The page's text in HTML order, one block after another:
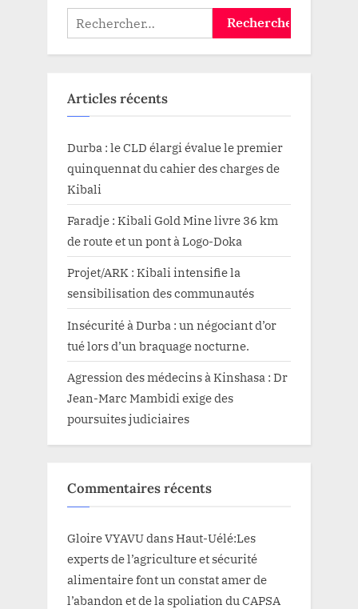
Rechercher :
Articles récents
Durba : le CLD élargi évalue le premier
quinquennat du cahier des charges de
Kibali
Faradje : Kibali Gold Mine livre 36 km
de route et un pont à Logo-Doka
Projet/ARK : Kibali intensifie la
sensibilisation des communautés
Insécurité à Durba : un négociant d’or
tué lors d’un braquage nocturne.
Agression des médecins à Kinshasa : Dr
Jean-Marc Mambidi exige des
poursuites judiciaires
Commentaires récents
Gloire VYAVUdansHaut-Uélé:Les
experts de l’agriculture et sécurité
alimentaire font un constat amer de
l’abandon et de la spoliation du CAPSA